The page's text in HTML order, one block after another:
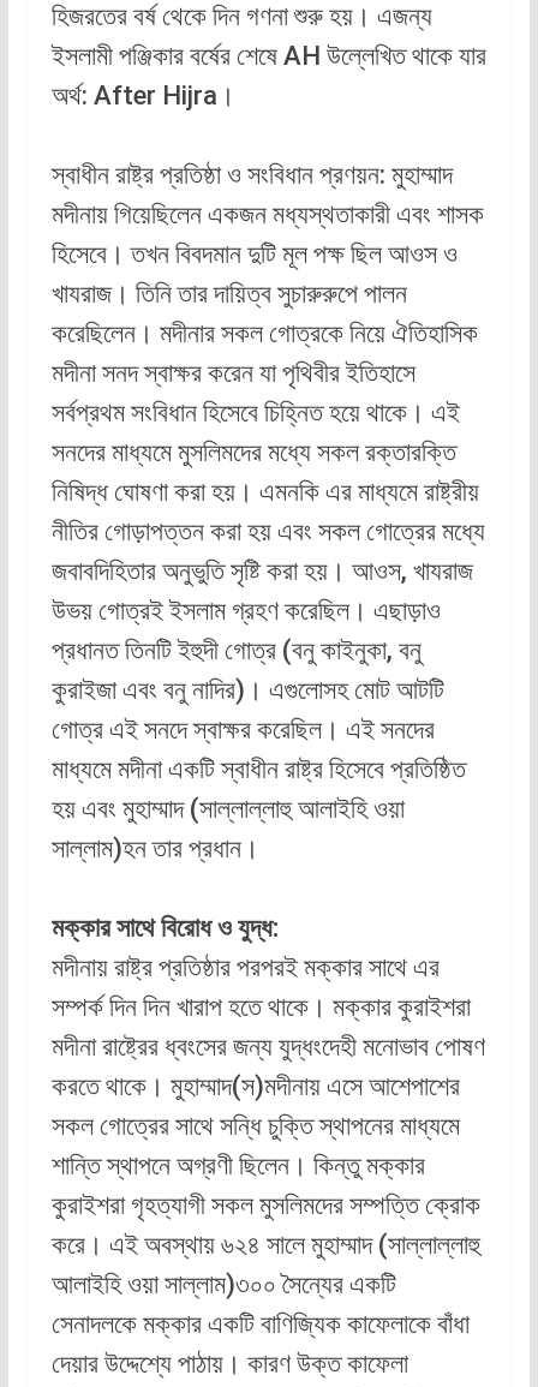
হিজরতের বর্ষ থেকে দিন গণনা শুরু হয়। এজন্য
ইসলামী পঞ্জিকার বর্ষের শেষে AH উল্লেখিত থাকে যার
অর্থ: After Hijra।
স্বাধীন রাষ্ট্র প্রতিষ্ঠা ও সংবিধান প্রণয়ন: মুহাম্মাদ
মদীনায় গিয়েছিলেন একজন মধ্যস্থতাকারী এবং শাসক
হিসেবে। তখন বিবদমান দুটি মূল পক্ষ ছিল আওস ও
খাযরাজ। তিনি তার দায়িত্ব সুচারুরুপে পালন
করেছিলেন। মদীনার সকল গোত্রকে নিয়ে ঐতিহাসিক
মদীনা সনদ স্বাক্ষর করেন যা পৃথিবীর ইতিহাসে
সর্বপ্রথম সংবিধান হিসেবে চিহ্নিত হয়ে থাকে। এই
সনদের মাধ্যমে মুসলিমদের মধ্যে সকল রক্তারক্তি
নিষিদ্ধ ঘোষণা করা হয়। এমনকি এর মাধ্যমে রাষ্ট্রীয়
নীতির গোড়াপত্তন করা হয় এবং সকল গোত্রের মধ্যে
জবাবদিহিতার অনুভুতি সৃষ্টি করা হয়। আওস, খাযরাজ
উভয় গোত্রই ইসলাম গ্রহণ করেছিল। এছাড়াও
প্রধানত তিনটি ইহুদী গোত্র (বনু কাইনুকা, বনু
কুরাইজা এবং বনু নাদির)। এগুলোসহ মোট আটটি
গোত্র এই সনদে স্বাক্ষর করেছিল। এই সনদের
মাধ্যমে মদীনা একটি স্বাধীন রাষ্ট্র হিসেবে প্রতিষ্ঠিত
হয় এবং মুহাম্মাদ (সাল্লাল্লাহু আলাইহি ওয়া
সাল্লাম)হন তার প্রধান।
মক্কার সাথে বিরোধ ও যুদ্ধ:
মদীনায় রাষ্ট্র প্রতিষ্ঠার পরপরই মক্কার সাথে এর
সম্পর্ক দিন দিন খারাপ হতে থাকে। মক্কার কুরাইশরা
মদীনা রাষ্ট্রের ধ্বংসের জন্য যুদ্ধংদেহী মনোভাব পোষণ
করতে থাকে। মুহাম্মাদ(স)মদীনায় এসে আশেপাশের
সকল গোত্রের সাথে সন্ধি চুক্তি স্থাপনের মাধ্যমে
শান্তি স্থাপনে অগ্রণী ছিলেন। কিন্তু মক্কার
কুরাইশরা গৃহত্যাগী সকল মুসলিমদের সম্পত্তি ক্রোক
করে। এই অবস্থায় ৬২৪ সালে মুহাম্মাদ (সাল্লাল্লাহু
আলাইহি ওয়া সাল্লাম)৩০০ সৈন্যের একটি
সেনাদলকে মক্কার একটি বাণিজ্যিক কাফেলাকে বাঁধা
দেয়ার উদ্দেশ্যে পাঠায়। কারণ উক্ত কাফেলা